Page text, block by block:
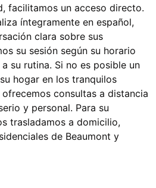
facilitamos un acceso directo.
íntegramente en español,
clara sobre sus
su sesión según su horario
su rutina. Si no es posible un
hogar en los tranquilos
consultas a distancia
y personal. Para su
trasladamos a domicilio,
de Beaumont y